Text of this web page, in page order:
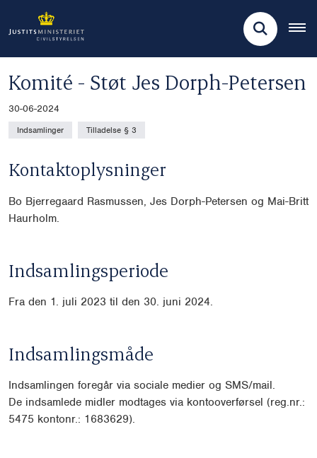
Komité - Støt Jes Dorph-Petersen
30-06-2024
Indsamlinger Tilladelse § 3
Kontaktoplysninger
Bo Bjerregaard Rasmussen, Jes Dorph-Petersen og Mai-Britt
Haurholm.
Indsamlingsperiode
Fra den 1. juli 2023 til den 30. juni 2024.
Indsamlingsmåde
Indsamlingen foregår via sociale medier og SMS/mail.
De indsamlede midler modtages via kontooverførsel (reg.nr.:
5475 kontonr.: 1683629).